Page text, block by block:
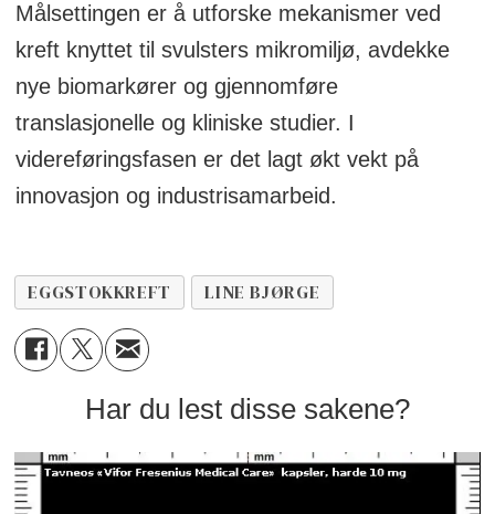
Målsettingen er å utforske mekanismer ved
kreft knyttet til svulsters mikromiljø, avdekke
nye biomarkører og gjennomføre
translasjonelle og kliniske studier. I
videreføringsfasen er det lagt økt vekt på
innovasjon og industrisamarbeid.
EGGSTOKKREFT LINE BJØRGE
Har du lest disse sakene?